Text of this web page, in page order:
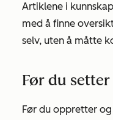
Artiklene i
med å finne
selv, uten å måtte
Før du setter
Før du oppretter